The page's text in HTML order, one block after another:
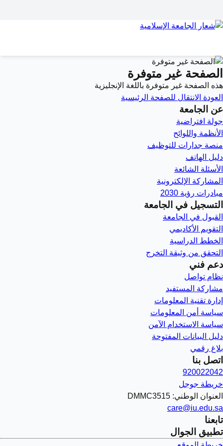
الصفحة غير متوفرة
هذه الصفحة غير متوفرة باللغة الإنجليزية
العودة الانتقال للصفحة الرئيسية
عن الجامعة
جولة افتراضية
الأنظمة واللوائح
منصة جدارات للتوظيف
دليل الهاتف
الأسئلة الشائعة
المشاركة الإلكترونية
مبادرات رؤية 2030
التسجيل في الجامعة
القبول في الجامعة
التقويم الأكاديمي
الخطط الدراسية
التحقق من وثيقة التخرج
دعم فني
نظام تواصل
مشاركة المستفيد
إدارة تقنية المعلومات
سياسة أمن المعلومات
سياسة الاستخدام الآمن
دليل البيانات المفتوحة
بلاغ رقمي
اتصل بنا
920022042
خريطة جوجل
العنوان الوطني: DMMC3515
care@iu.edu.sa
تابعنا
تطبيق الجوال